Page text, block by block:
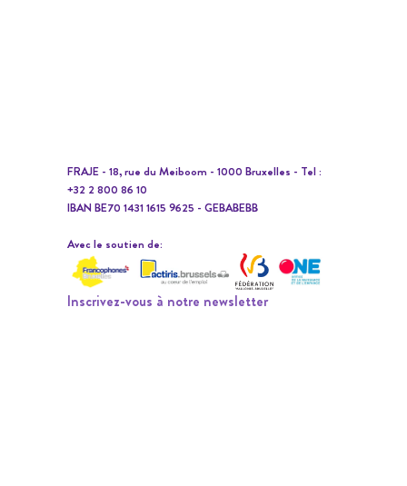
FRAJE - 18, rue du Meiboom - 1000 Bruxelles - Tel :
+32 2 800 86 10
IBAN BE70 1431 1615 9625 - GEBABEBB
Avec le soutien de:
Inscrivez-vous à notre newsletter